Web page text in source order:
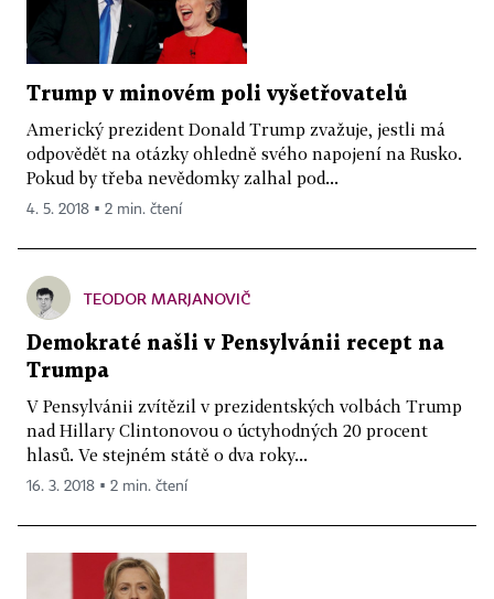
Trump v minovém poli vyšetřovatelů
Americký prezident Donald Trump zvažuje, jestli má
odpovědět na otázky ohledně svého napojení na Rusko.
Pokud by třeba nevědomky zalhal pod...
4. 5. 2018 ▪ 2 min. čtení
TEODOR MARJANOVIČ
Demokraté našli v Pensylvánii recept na
Trumpa
V Pensylvánii zvítězil v prezidentských volbách Trump
nad Hillary Clintonovou o úctyhodných 20 procent
hlasů. Ve stejném státě o dva roky...
16. 3. 2018 ▪ 2 min. čtení